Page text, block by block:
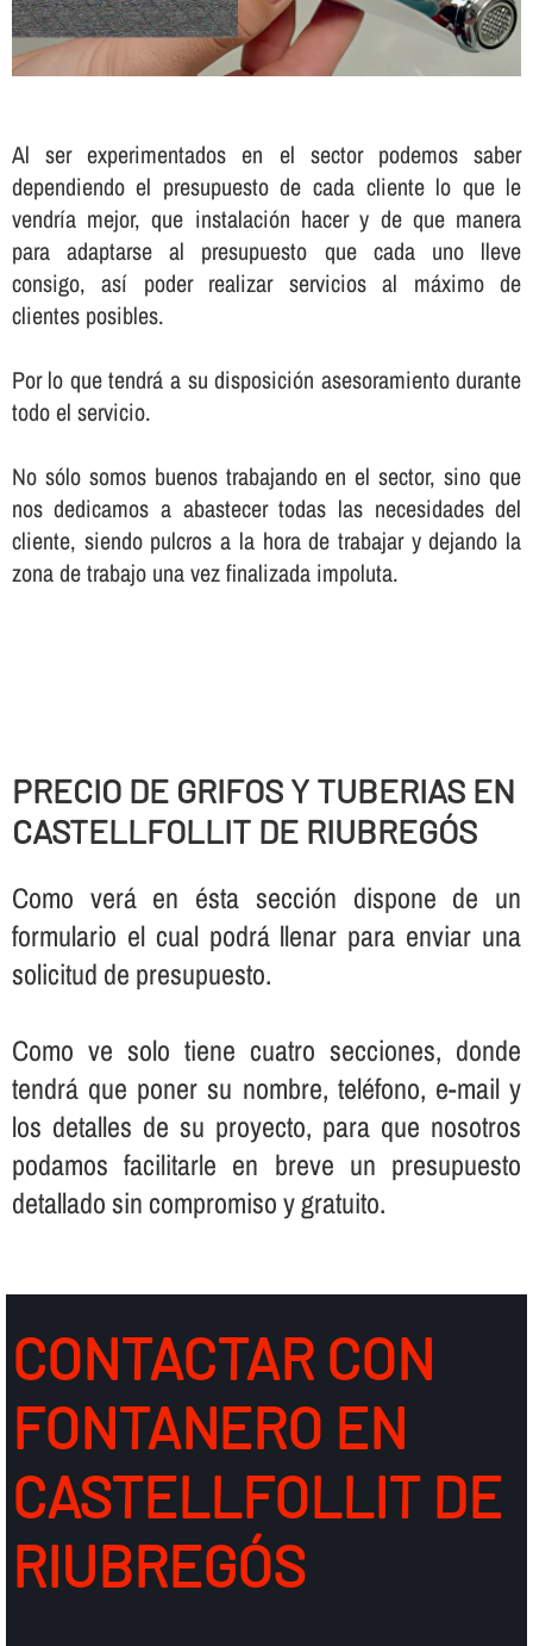
Al ser experimentados en el sector podemos saber
dependiendo el presupuesto de cada cliente lo que le
vendrí­a mejor, que instalación hacer y de que manera
para adaptarse al presupuesto que cada uno lleve
consigo, así­ poder realizar servicios al máximo de
clientes posibles.
Por lo que tendrá a su disposición asesoramiento durante
todo el servicio.
No sólo somos buenos trabajando en el sector, sino que
nos dedicamos a abastecer todas las necesidades del
cliente, siendo pulcros a la hora de trabajar y dejando la
zona de trabajo una vez finalizada impoluta.
PRECIO DE GRIFOS Y TUBERIAS EN
CASTELLFOLLIT DE RIUBREGÓS
Como verá en ésta sección dispone de un
formulario el cual podrá llenar para enviar una
solicitud de presupuesto.
Como ve solo tiene cuatro secciones, donde
tendrá que poner su nombre, teléfono, e-mail y
los detalles de su proyecto, para que nosotros
podamos facilitarle en breve un presupuesto
detallado sin compromiso y gratuito.
CONTACTAR CON
FONTANERO EN
CASTELLFOLLIT DE
RIUBREGÓS